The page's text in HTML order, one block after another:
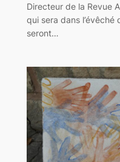
Directeur de la Revue
qui sera dans l’évêché
seront…